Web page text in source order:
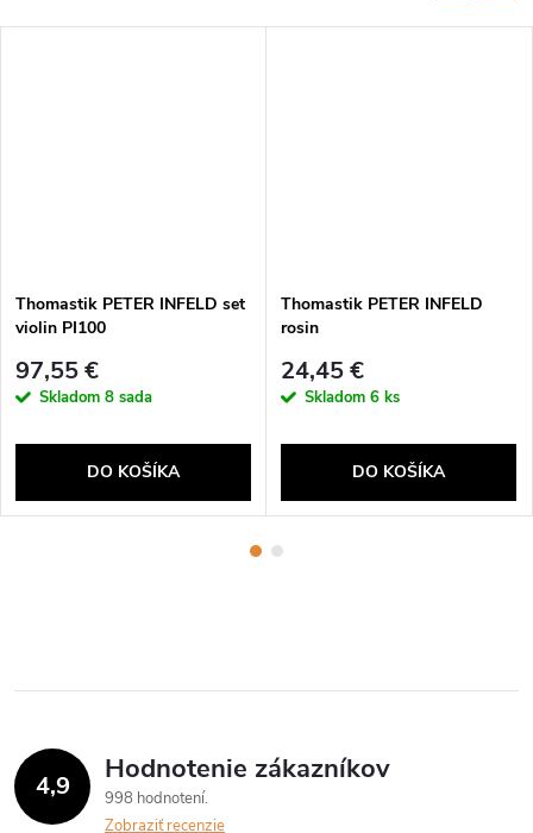
Thomastik PETER INFELD set
violin PI100
97,55 €
Skladom 8 sada
DO KOŠÍKA
Thomastik PETER INFELD
rosin
24,45 €
Skladom 6 ks
DO KOŠÍKA
4,9 Hodnotenie zákazníkov
998 hodnotení
Zobraziť recenzie